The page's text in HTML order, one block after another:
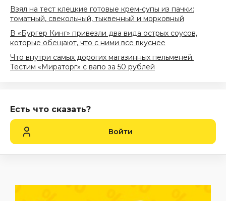
Взял на тест клецкие готовые крем-супы из пачки:
томатный, свекольный, тыквенный и морковный
В «Бургер Кинг» привезли два вида острых соусов,
которые обещают, что с ними всё вкуснее
Что внутри самых дорогих магазинных пельменей.
Тестим «Мираторг» с вагю за 50 рублей
Есть что сказать?
Войти